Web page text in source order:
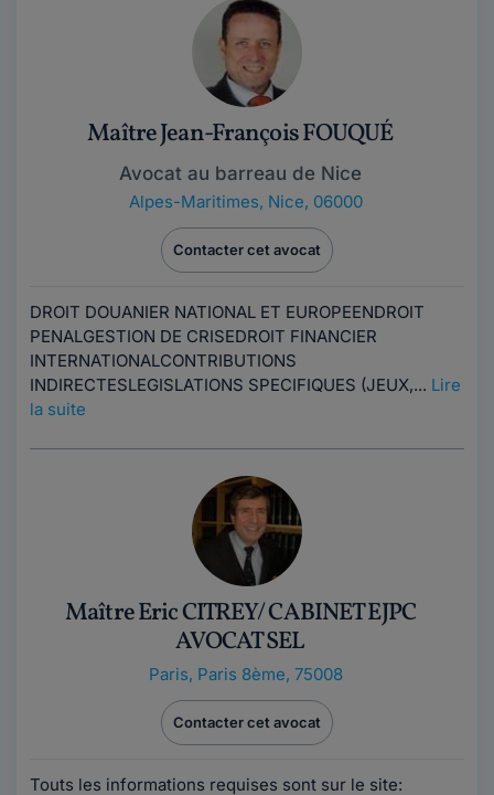
Maître Jean-François FOUQUÉ
Avocat au barreau de Nice
Alpes-Maritimes, Nice, 06000
Contacter cet avocat
DROIT DOUANIER NATIONAL ET EUROPEENDROIT
PENALGESTION DE CRISEDROIT FINANCIER
INTERNATIONALCONTRIBUTIONS
INDIRECTESLEGISLATIONS SPECIFIQUES (JEUX,... Lire
la suite
Maître Eric CITREY/ CABINET EJPC
AVOCAT SEL
Paris, Paris 8ème, 75008
Contacter cet avocat
Touts les informations requises sont sur le site: